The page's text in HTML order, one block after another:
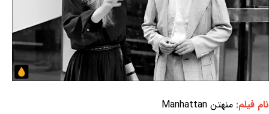
نام فیلم: منهتن Manhattan